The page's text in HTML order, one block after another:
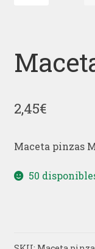
2,45€
Maceta pinzas
50